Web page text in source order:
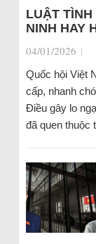
LUẬT
NINH HAY
04/01/2026 |
Quốc hội Việt
cấp, nhanh
Điều gây lo
đã quen thuộc